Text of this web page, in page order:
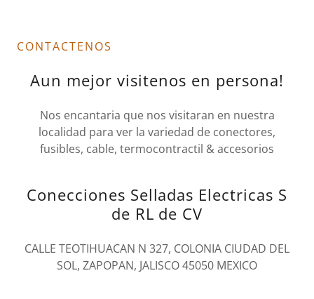
CONTACTENOS
Aun mejor visitenos en persona!
Nos encantaria que nos visitaran en nuestra
localidad para ver la variedad de conectores,
fusibles, cable, termocontractil & accesorios
Conecciones Selladas Electricas S
de RL de CV
CALLE TEOTIHUACAN N 327, COLONIA CIUDAD DEL
SOL, ZAPOPAN, JALISCO 45050 MEXICO